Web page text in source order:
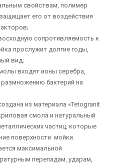
свойствам, полимер
его от воздействия
сопротивляемость к
прослужит долгие годы,
вид;
входят ионы серебра,
бактерий на
из материала «Tetogranit
смола и натуральный
частиц, которые
поверхности мойки.
максимальной
перепадам, ударам,